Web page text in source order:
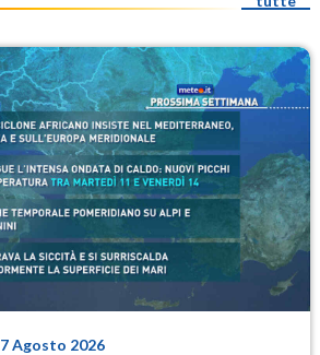
7 Agosto 2026